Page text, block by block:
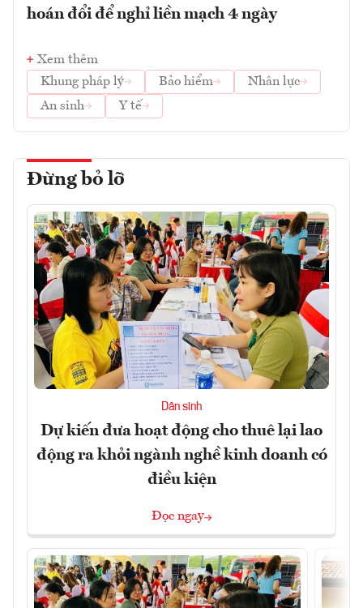
hoán đổi để nghỉ liền mạch 4 ngày
Xem thêm
Khung pháp lý
Bảo hiểm
Nhân lực
An sinh
Y tế
Đừng bỏ lỡ
Dân sinh
Dự kiến đưa hoạt động cho thuê lại lao
động ra khỏi ngành nghề kinh doanh có
điều kiện
Đọc ngay